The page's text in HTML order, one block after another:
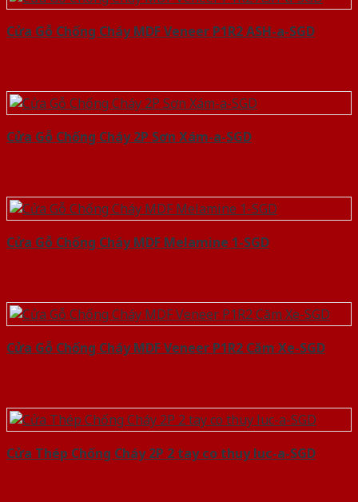
Cửa Gỗ Chống Cháy MDF Veneer P1R2 ASH-a-SGD
Cửa Gỗ Chống Cháy 2P Sơn Xám-a-SGD
Cửa Gỗ Chống Cháy MDF Melamine 1-SGD
Cửa Gỗ Chống Cháy MDF Veneer P1R2 Căm Xe-SGD
Cửa Thép Chống Cháy 2P 2 tay co thuy luc-a-SGD